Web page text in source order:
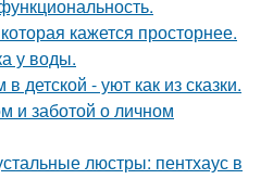
кажется просторнее.
у воды.
детской - уют как из сказки.
и заботой о личном
люстры: пентхаус в